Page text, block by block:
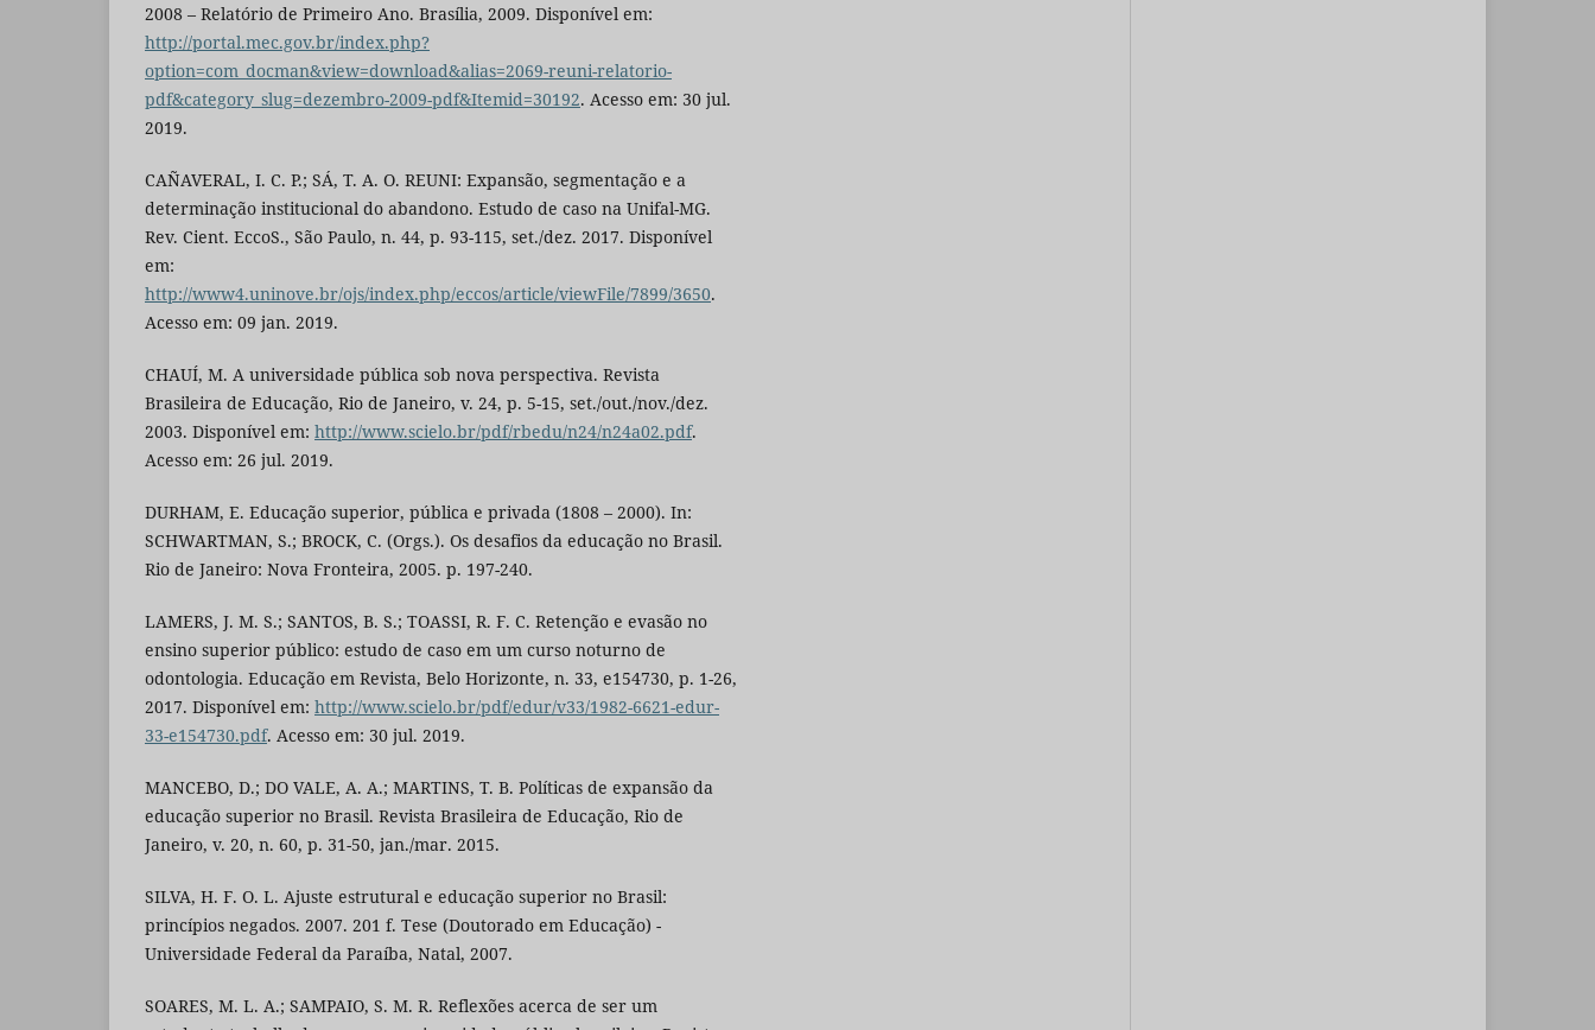
2008 – Relatório de Primeiro Ano. Brasília, 2009. Disponível em:
http://portal.mec.gov.br/index.php?
option=com_docman&view=download&alias=2069-reuni-relatorio-
pdf&category_slug=dezembro-2009-pdf&Itemid=30192. Acesso em: 30 jul.
2019.
CAÑAVERAL, I. C. P.; SÁ, T. A. O. REUNI: Expansão, segmentação e a
determinação institucional do abandono. Estudo de caso na Unifal-MG.
Rev. Cient. EccoS., São Paulo, n. 44, p. 93-115, set./dez. 2017. Disponível
em:
http://www4.uninove.br/ojs/index.php/eccos/article/viewFile/7899/3650.
Acesso em: 09 jan. 2019.
CHAUÍ, M. A universidade pública sob nova perspectiva. Revista
Brasileira de Educação, Rio de Janeiro, v. 24, p. 5-15, set./out./nov./dez.
2003. Disponível em: http://www.scielo.br/pdf/rbedu/n24/n24a02.pdf.
Acesso em: 26 jul. 2019.
DURHAM, E. Educação superior, pública e privada (1808 – 2000). In:
SCHWARTMAN, S.; BROCK, C. (Orgs.). Os desafios da educação no Brasil.
Rio de Janeiro: Nova Fronteira, 2005. p. 197-240.
LAMERS, J. M. S.; SANTOS, B. S.; TOASSI, R. F. C. Retenção e evasão no
ensino superior público: estudo de caso em um curso noturno de
odontologia. Educação em Revista, Belo Horizonte, n. 33, e154730, p. 1-26,
2017. Disponível em: http://www.scielo.br/pdf/edur/v33/1982-6621-edur-
33-e154730.pdf. Acesso em: 30 jul. 2019.
MANCEBO, D.; DO VALE, A. A.; MARTINS, T. B. Políticas de expansão da
educação superior no Brasil. Revista Brasileira de Educação, Rio de
Janeiro, v. 20, n. 60, p. 31-50, jan./mar. 2015.
SILVA, H. F. O. L. Ajuste estrutural e educação superior no Brasil:
princípios negados. 2007. 201 f. Tese (Doutorado em Educação) -
Universidade Federal da Paraíba, Natal, 2007.
SOARES, M. L. A.; SAMPAIO, S. M. R. Reflexões acerca de ser um